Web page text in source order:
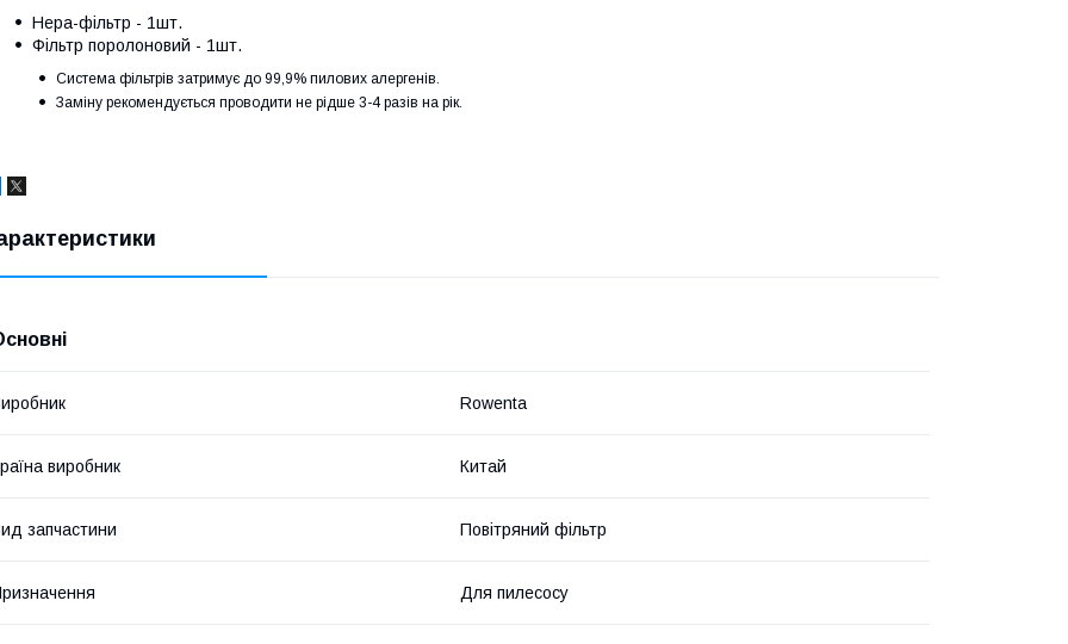
Hepa-фільтр - 1шт.
Фільтр поролоновий - 1шт.
Система фільтрів затримує до 99,9% пилових алергенів.
Заміну рекомендується проводити не рідше 3-4 разів на рік.
Rowenta
виробник Китай
запчастини Повітряний фільтр
Для пилесосу